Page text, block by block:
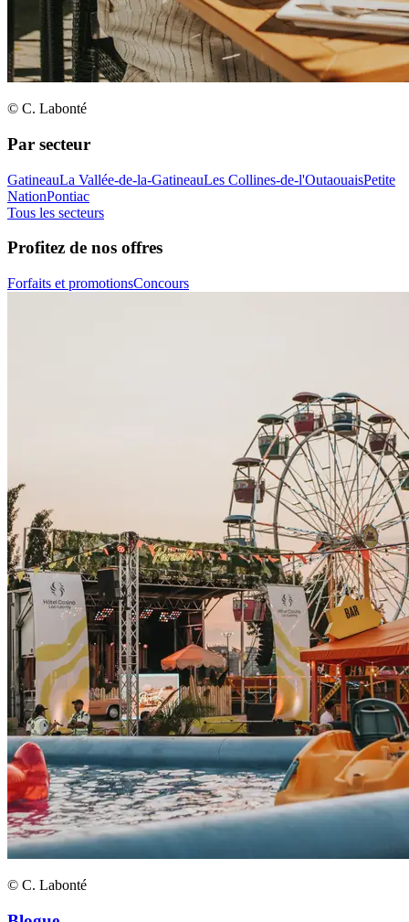
© C. Labonté
Par secteur
GatineauLa Vallée-de-la-GatineauLes Collines-de-l'OutaouaisPetite
NationPontiac
Tous les secteurs
Profitez de nos offres
Forfaits et promotionsConcours
© C. Labonté